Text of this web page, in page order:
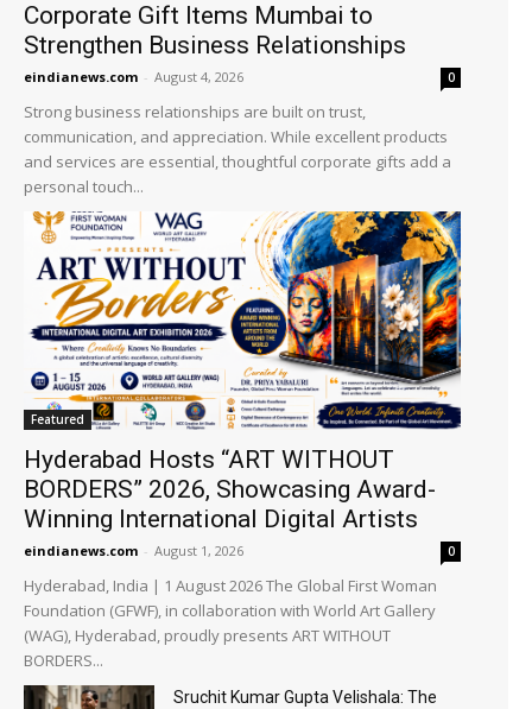
Corporate Gift Items Mumbai to
Strengthen Business Relationships
eindianews.com - August 4, 2026 0
Strong business relationships are built on trust,
communication, and appreciation. While excellent products
and services are essential, thoughtful corporate gifts add a
personal touch...
Featured
Hyderabad Hosts “ART WITHOUT
BORDERS” 2026, Showcasing Award-
Winning International Digital Artists
eindianews.com - August 1, 2026 0
Hyderabad, India | 1 August 2026 The Global First Woman
Foundation (GFWF), in collaboration with World Art Gallery
(WAG), Hyderabad, proudly presents ART WITHOUT
BORDERS...
Sruchit Kumar Gupta Velishala: The